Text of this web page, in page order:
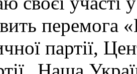
перемога
партії,